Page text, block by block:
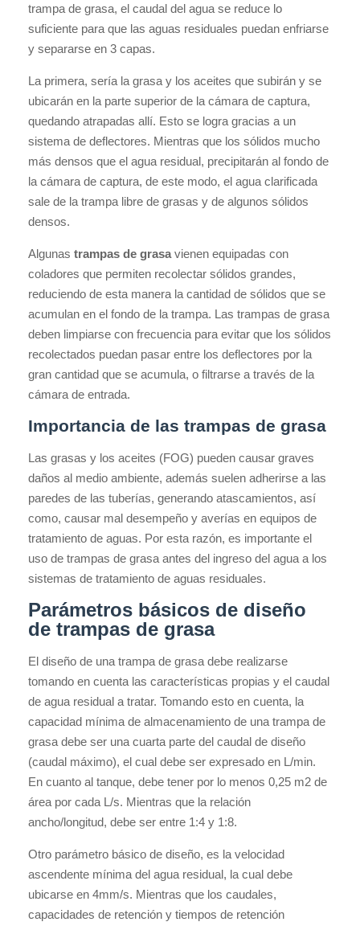
trampa de grasa, el caudal del agua se reduce lo
suficiente para que las aguas residuales puedan enfriarse
y separarse en 3 capas.
La primera, sería la grasa y los aceites que subirán y se
ubicarán en la parte superior de la cámara de captura,
quedando atrapadas allí. Esto se logra gracias a un
sistema de deflectores. Mientras que los sólidos mucho
más densos que el agua residual, precipitarán al fondo de
la cámara de captura, de este modo, el agua clarificada
sale de la trampa libre de grasas y de algunos sólidos
densos.
Algunas trampas de grasa vienen equipadas con
coladores que permiten recolectar sólidos grandes,
reduciendo de esta manera la cantidad de sólidos que se
acumulan en el fondo de la trampa. Las trampas de grasa
deben limpiarse con frecuencia para evitar que los sólidos
recolectados puedan pasar entre los deflectores por la
gran cantidad que se acumula, o filtrarse a través de la
cámara de entrada.
Importancia de las trampas de grasa
Las grasas y los aceites (FOG) pueden causar graves
daños al medio ambiente, además suelen adherirse a las
paredes de las tuberías, generando atascamientos, así
como, causar mal desempeño y averías en equipos de
tratamiento de aguas. Por esta razón, es importante el
uso de trampas de grasa antes del ingreso del agua a los
sistemas de tratamiento de aguas residuales.
Parámetros básicos de diseño
de trampas de grasa
El diseño de una trampa de grasa debe realizarse
tomando en cuenta las características propias y el caudal
de agua residual a tratar. Tomando esto en cuenta, la
capacidad mínima de almacenamiento de una trampa de
grasa debe ser una cuarta parte del caudal de diseño
(caudal máximo), el cual debe ser expresado en L/min.
En cuanto al tanque, debe tener por lo menos 0,25 m2 de
área por cada L/s. Mientras que la relación
ancho/longitud, debe ser entre 1:4 y 1:8.
Otro parámetro básico de diseño, es la velocidad
ascendente mínima del agua residual, la cual debe
ubicarse en 4mm/s. Mientras que los caudales,
capacidades de retención y tiempos de retención